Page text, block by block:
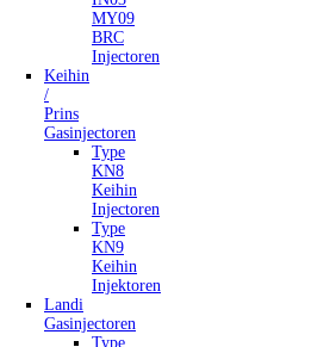
MY09
BRC
Injectoren
Keihin
/
Prins
Gasinjectoren
Type
KN8
Keihin
Injectoren
Type
KN9
Keihin
Injektoren
Landi
Gasinjectoren
Type